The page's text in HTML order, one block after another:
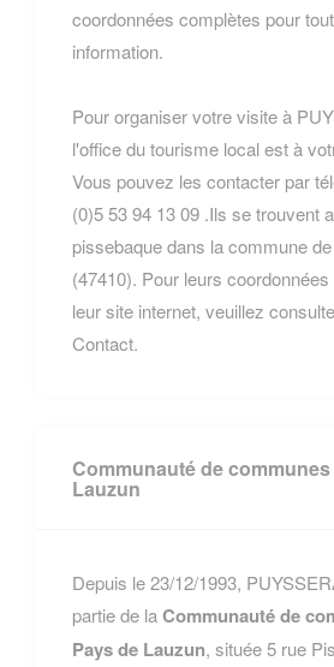
coordonnées complètes pour
information.
Pour organiser votre visite à
l'office du tourisme local est à
Vous pouvez les contacter par
(0)5 53 94 13 09 .Ils se trouvent
pissebaque dans la commune
(47410). Pour leurs
leur site internet, veuillez
Contact.
Communauté de
Lauzun
Depuis le 23/12/1993,
partie de laCommunauté de
Pays de Lauzun, située 5 rue